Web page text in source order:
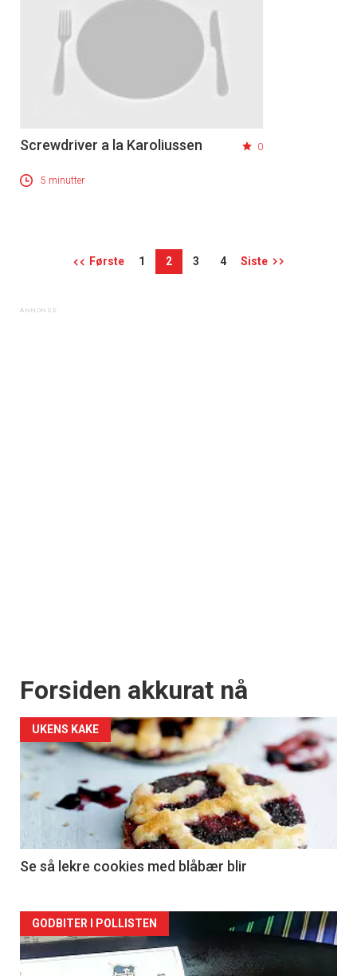
Screwdriver a la Karoliussen 0
5 minutter
Første 1 2 3 4 Siste
Forsiden akkurat nå
UKENS KAKE
Se så lekre cookies med blåbær blir
Forsiden
akkurat
GODBITER I POLLISTEN